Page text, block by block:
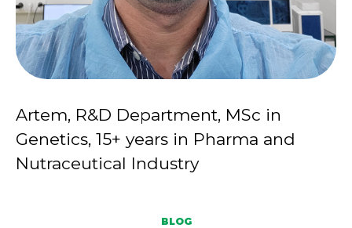
Artem, R&D Department, MSc in
Genetics, 15+ years in Pharma and
Nutraceutical Industry
BLOG